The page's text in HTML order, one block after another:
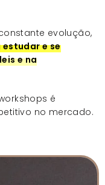
evolução,
e se
e na
é
no mercado.